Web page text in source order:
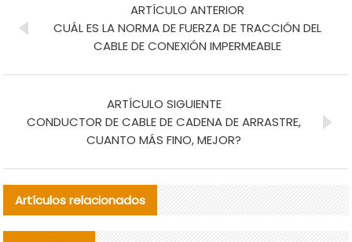
ARTÍCULO ANTERIOR
CUÁL ES LA NORMA DE FUERZA DE TRACCIÓN DEL
CABLE DE CONEXIÓN IMPERMEABLE
ARTÍCULO SIGUIENTE
CONDUCTOR DE CABLE DE CADENA DE ARRASTRE,
CUANTO MÁS FINO, MEJOR?
Artículos relacionados